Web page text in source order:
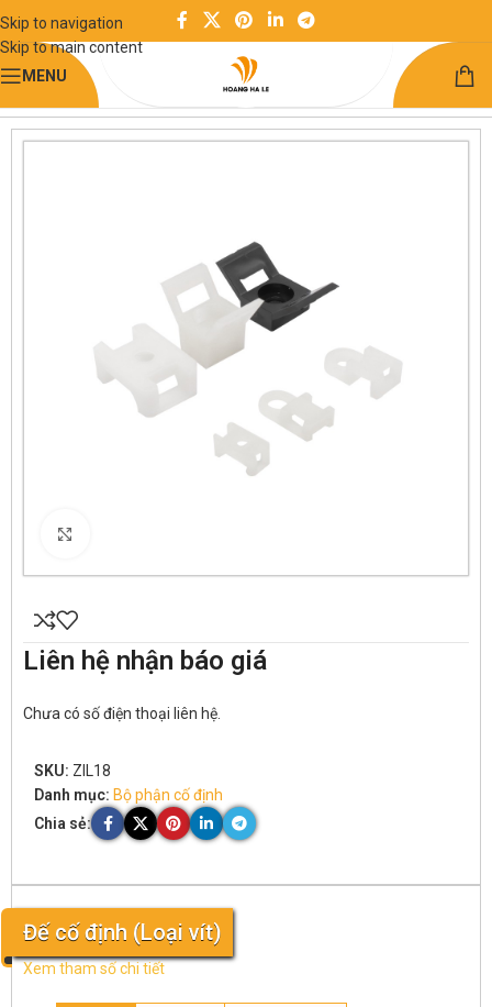
Skip to navigation
Skip to main content
MENU
Trang chủ
Điện và điều khiển Bộ phận cố định
Đế cố định (Loại vít)
Xem tham số chi tiết
Liên hệ nhận báo giá
Chưa có số điện thoại liên hệ.
SKU: ZIL18
Danh mục: Bộ phận cố định
Chia sẻ: